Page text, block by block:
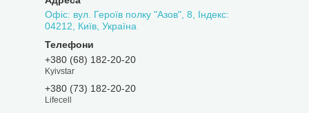
Офіс: вул. Героїв полку "Азов", 8, Індекс:
04212, Київ, Україна
+380 (68) 182-20-20
Kyivstar
+380 (73) 182-20-20
Lifecell